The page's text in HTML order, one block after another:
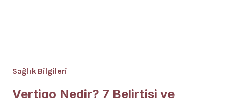
Sağlık Bilgileri
Vertigo Nedir? 7 Belirtisi ve